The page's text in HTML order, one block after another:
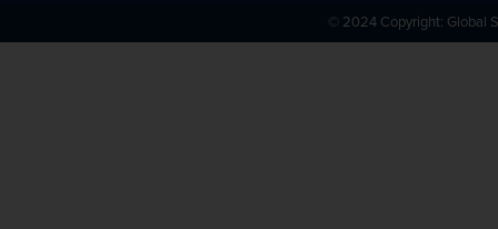
© 2024 Copyright: Global